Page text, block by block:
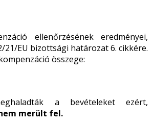
ellenőrzésének eredményei,
21/EU bizottsági határozat 6. cikkére.
összege:
a bevételeket ezért,
merült fel.